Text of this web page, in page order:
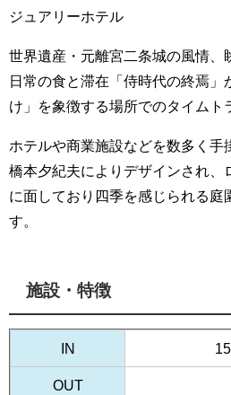
ジュアリーホテル
世界遺産・元離宮二条城の風情、
日常の食と滞在「侍時代の終焉」
け」を象徴する場所でのタイムト
ホテルや商業施設などを数多く手
橋本夕紀夫によりデザインされ、
に面しており四季を感じられる庭
す。
施設・特徴
IN
OUT